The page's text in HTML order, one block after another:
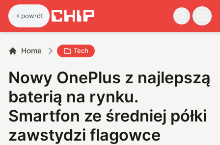
powrót
Home Tech
Nowy OnePlus z najlepszą
baterią na rynku.
Smartfon ze średniej półki
zawstydzi flagowce